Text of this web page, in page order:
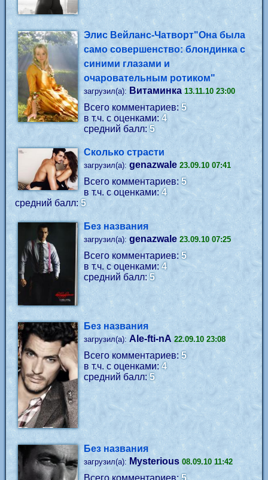
Элис Вейланс-Чатворт"Она была
само совершенство: блондинка с
синими глазами и
очаровательным ротиком"
загрузил(а): Витаминка 13.11.10 23:00
Всего комментариев:5
в т.ч. с оценками:4
средний балл:5
Сколько страсти
загрузил(а): genazwale 23.09.10 07:41
Всего комментариев: 5
в т.ч. с оценками:4
средний балл:5
Без названия
загрузил(а): genazwale 23.09.10 07:25
Всего комментариев:5
в т.ч. с оценками:4
средний балл:5
Без названия
загрузил(а): Ale-fti-nA 22.09.10 23:08
Всего комментариев: 5
в т.ч. с оценками:4
средний балл: 5
Без названия
загрузил(а): Mysterious 08.09.10 11:42
Всего комментариев: 5